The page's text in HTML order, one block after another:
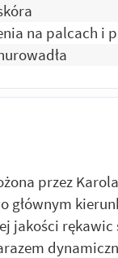
na palcach i
przez
głównym
jakości rękawic